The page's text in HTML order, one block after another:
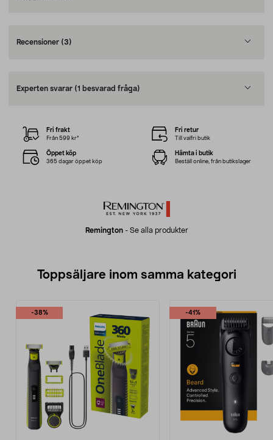
Recensioner (3)
Experten svarar (1 besvarad fråga)
Remington- Se alla produkter
Fri frakt
Från 599 kr*
Fri retur
Till valfri butik
Öppet köp
365 dagar öppet köp
Hämta i butik
Beställ online, från butikslager
Toppsäljare inom samma kategori
-38% -41%